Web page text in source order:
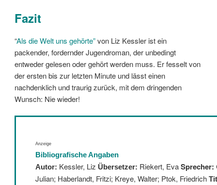
Fazit
“Als die Welt uns gehörte”von Liz Kessler ist ein
packender, fordernder Jugendroman, der unbedingt
entweder gelesen oder gehört werden muss. Er fesselt von
der ersten bis zur letzten Minute und lässt einen
nachdenklich und traurig zurück, mit dem dringenden
Wunsch: Nie wieder!
Anzeige
Bibliografische Angaben
Autor: Kessler, Liz Übersetzer: Riekert, EvaSprecher:
Julian; Haberlandt, Fritzi; Kreye, Walter; Ptok, Friedrich